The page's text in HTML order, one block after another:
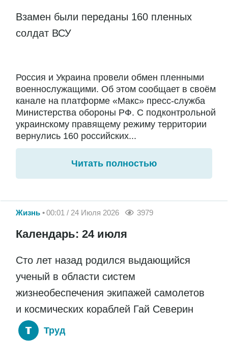
Взамен были переданы 160 пленных
солдат ВСУ
Россия и Украина провели обмен пленными
военнослужащими. Об этом сообщает в своём
канале на платформе «Макс» пресс-служба
Министерства обороны РФ. С подконтрольной
украинскому правящему режиму территории
вернулись 160 российских...
Читать полностью
Жизнь 00:01 / 24 Июля 2026 3979
Календарь: 24 июля
Сто лет назад родился выдающийся
ученый в области систем
жизнеобеспечения экипажей самолетов
и космических кораблей Гай Северин
Труд